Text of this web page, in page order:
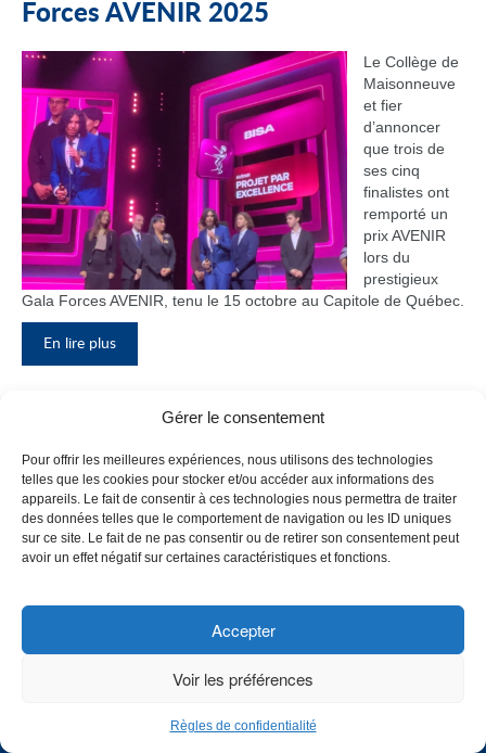
Gérer le consentement
Pour offrir les meilleures expériences, nous utilisons des technologies
telles que les cookies pour stocker et/ou accéder aux informations des
appareils. Le fait de consentir à ces technologies nous permettra de traiter
des données telles que le comportement de navigation ou les ID uniques
sur ce site. Le fait de ne pas consentir ou de retirer son consentement peut
avoir un effet négatif sur certaines caractéristiques et fonctions.
Accepter
Voir les préférences
Règles de confidentialité
Forces AVENIR 2025
Le Collège de
Maisonneuve
et fier
d’annoncer
que trois de
ses cinq
finalistes ont
remporté un
prix AVENIR
lors du
prestigieux
Gala Forces AVENIR, tenu le 15 octobre au Capitole de Québec.
En lire plus
bloc F
Le Collège de
Maisonneuve
a inauguré
CHOISISSEZ UN PROFIL